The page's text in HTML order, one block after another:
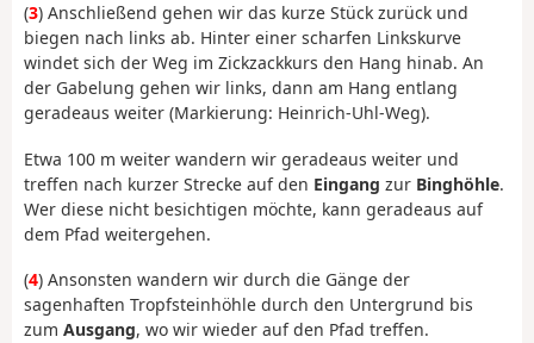
(3) Anschließend gehen wir das kurze Stück zurück und
biegen nach links ab. Hinter einer scharfen Linkskurve
windet sich der Weg im Zickzackkurs den Hang hinab. An
der Gabelung gehen wir links, dann am Hang entlang
geradeaus weiter (Markierung: Heinrich-Uhl-Weg).
Etwa 100 m weiter wandern wir geradeaus weiter und
treffen nach kurzer Strecke auf den Eingang zur Binghöhle.
Wer diese nicht besichtigen möchte, kann geradeaus auf
dem Pfad weitergehen.
(4) Ansonsten wandern wir durch die Gänge der
sagenhaften Tropfsteinhöhle durch den Untergrund bis
zum Ausgang, wo wir wieder auf den Pfad treffen.